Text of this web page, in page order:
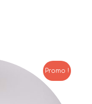
Promo !